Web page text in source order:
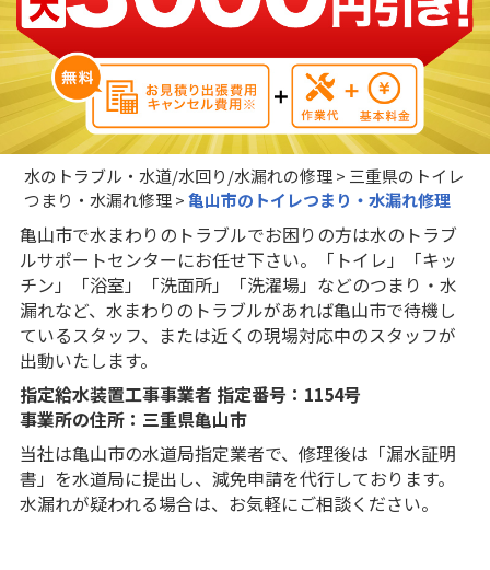
水のトラブル・水道/水回り/水漏れの修理> 三重県のトイレ
つまり・水漏れ修理>亀山市のトイレつまり・水漏れ修理
亀山市で水まわりのトラブルでお困りの方は水のトラブ
ルサポートセンターにお任せ下さい。「トイレ」「キッ
チン」「浴室」「洗面所」「洗濯場」などのつまり・水
漏れなど、水まわりのトラブルがあれば亀山市で待機し
ているスタッフ、または近くの現場対応中のスタッフが
出動いたします。
指定給水装置工事事業者 指定番号：1154号
事業所の住所：三重県亀山市
当社は亀山市の水道局指定業者で、修理後は「漏水証明
書」を水道局に提出し、減免申請を代行しております。
水漏れが疑われる場合は、お気軽にご相談ください。